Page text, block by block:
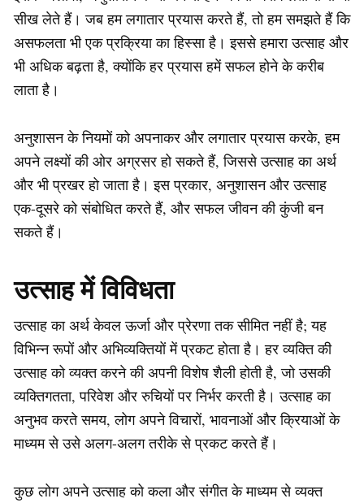
सीख लेते हैं। जब हम लगातार प्रयास करते हैं, तो हम समझते हैं कि
असफलता भी एक प्रक्रिया का हिस्सा है। इससे हमारा उत्साह और
भी अधिक बढ़ता है, क्योंकि हर प्रयास हमें सफल होने के करीब
लाता है।
अनुशासन के नियमों को अपनाकर और लगातार प्रयास करके, हम
अपने लक्ष्यों की ओर अग्रसर हो सकते हैं, जिससे उत्साह का अर्थ
और भी प्रखर हो जाता है। इस प्रकार, अनुशासन और उत्साह
एक-दूसरे को संबोधित करते हैं, और सफल जीवन की कुंजी बन
सकते हैं।
उत्साह में विविधता
उत्साह का अर्थ केवल ऊर्जा और प्रेरणा तक सीमित नहीं है; यह
विभिन्न रूपों और अभिव्यक्तियों में प्रकट होता है। हर व्यक्ति की
उत्साह को व्यक्त करने की अपनी विशेष शैली होती है, जो उसकी
व्यक्तिगतता, परिवेश और रुचियों पर निर्भर करती है। उत्साह का
अनुभव करते समय, लोग अपने विचारों, भावनाओं और क्रियाओं के
माध्यम से उसे अलग-अलग तरीके से प्रकट करते हैं।
कुछ लोग अपने उत्साह को कला और संगीत के माध्यम से व्यक्त